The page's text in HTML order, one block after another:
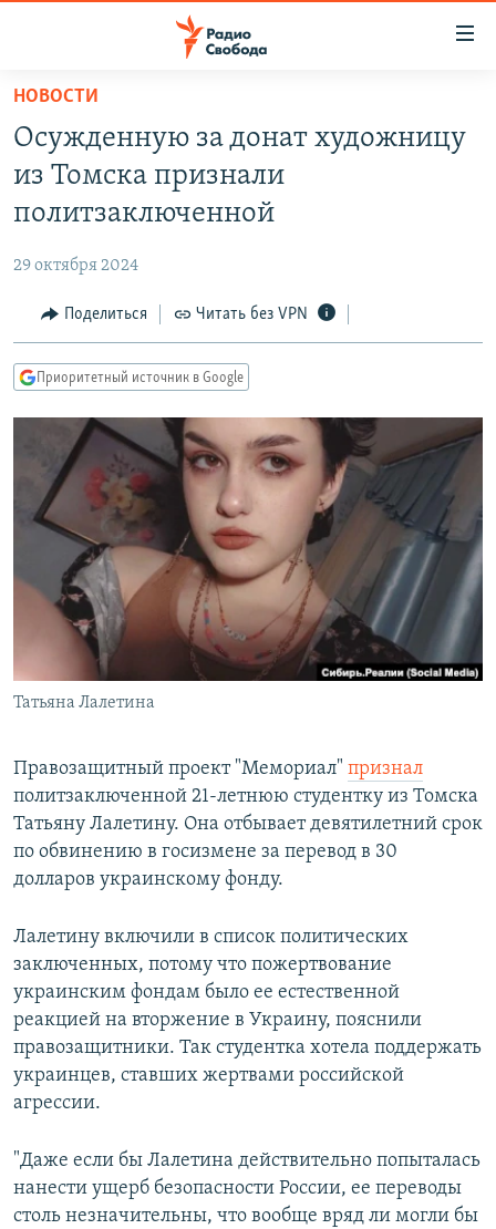
упрощенного
доступа
Вернуться
основному
Вернутся
Вернутся
ПОДКАСТЫ
АВТОРСКИЕ ПРОЕКТЫ
МНЕНИЯ
КУЛЬТУРА
КАВКАЗ.РЕАЛИИ
СЕВЕР.РЕАЛИИ
СИБИРЬ.РЕАЛИИ
РАСПИСАНИЕ ВЕЩАНИЯ
ПОДПИШИТЕСЬ НА РАССЫЛКУ
СОЦИАЛЬНЫЕ СЕТИ
Все сайты РСЕ/РС
НОВОСТИ
Осужденную за донат художницу
из Томска признали
политзаключенной
29 октября 2024
Поделиться Читать без VPN
Приоритетный источник в Google
Татьяна Лалетина
Правозащитный проект "Мемориал" признал
политзаключенной 21-летнюю студентку из Томска
Татьяну Лалетину. Она отбывает девятилетний срок
по обвинению в госизмене за перевод в 30
долларов украинскому фонду.
Лалетину включили в список политических
заключенных, потому что пожертвование
украинским фондам было ее естественной
реакцией на вторжение в Украину, пояснили
правозащитники. Так студентка хотела поддержать
украинцев, ставших жертвами российской
агрессии.
"Даже если бы Лалетина действительно попыталась
нанести ущерб безопасности России, ее переводы
столь незначительны, что вообще вряд ли могли бы